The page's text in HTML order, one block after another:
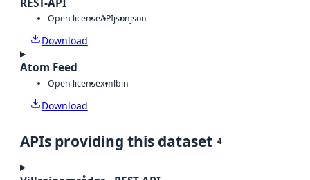
REST-API
Open licenseAPIjsonjson
Download
Atom Feed
Open licensexmlbin
Download
APIs providing this dataset 4